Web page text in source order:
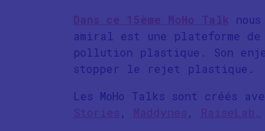
Dans ce 15ème MoHo Talk
amiral est une plateforme
pollution plastique. Son
stopper le rejet plastique.
Les MoHo Talks sont créés
Stories , Maddynes , RaiseLab,